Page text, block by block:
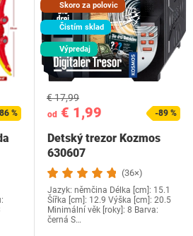
%
Skoro za polovic
Čistím sklad
Výpredaj
od € 1,99
€ 17,99
-89 %
Detský trezor Kozmos
630607
(36×)
Jazyk:‎ němčina Délka [cm]: 15.1
Šířka [cm]: 12.9 Výška [cm]: 20.5
Minimální věk [roky]: 8 Barva:
černá S…